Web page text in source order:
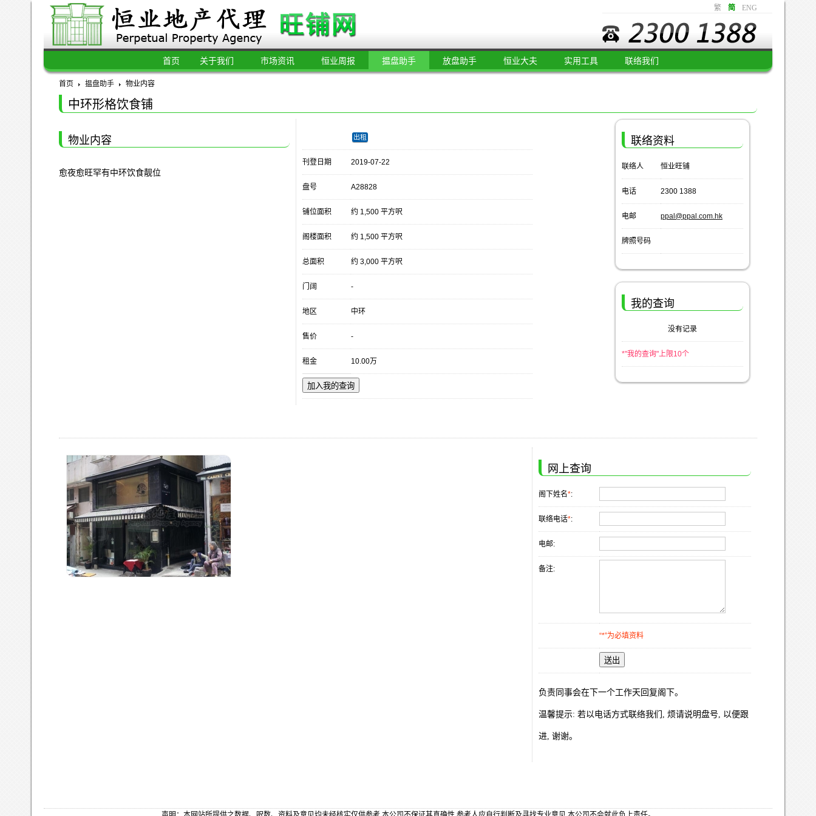
繁 简 ENG
首页 关于我们 市场资讯 恒业周报 揾盘助手 放盘助手 恒业大夫 实用工具 联络我们
首页 揾盘助手 物业内容
中环形格饮食铺
物业内容
愈夜愈旺罕有中环饮食靓位
出租
刊登日期 2019-07-22
盘号 A28828
铺位面积 约 1,500 平方呎
阁楼面积 约 1,500 平方呎
总面积 约 3,000 平方呎
门阔 -
地区 中环
售价 -
租金 10.00万
加入我的查询
联络资料
联络人 恒业旺铺
电话 2300 1388
电邮 ppal@ppal.com.hk
牌照号码
我的查询
没有记录
*"我的查询"上限10个
网上查询
阁下姓名*:
联络电话*:
电邮:
备注:
“*”为必填资料
送出
负责同事会在下一个工作天回复阁下。
温馨提示: 若以电话方式联络我们, 烦请说明盘号, 以便跟
进, 谢谢。